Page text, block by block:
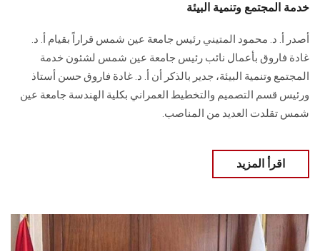
خدمة المجتمع وتنمية البيئة
أصدر أ. د. محمود المتيني رئيس جامعة عين شمس قراراً بقيام أ. د.
غادة فاروق بأعمال نائب رئيس جامعة عين شمس لشئون خدمة
المجتمع وتنمية البيئة، جدير بالذكر أن أ. د. غادة فاروق حسن أستاذ
ورئيس قسم التصميم والتخطيط العمراني بكلية الهندسة جامعة عين
شمس تقلدت العديد من المناصب.
اقرأ المزيد